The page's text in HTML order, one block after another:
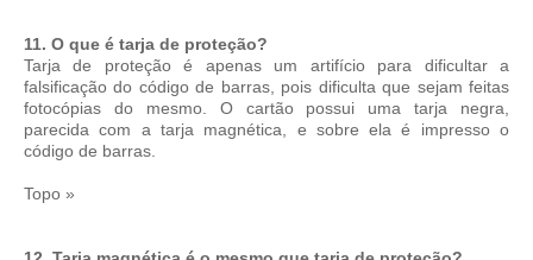
11. O que é tarja de proteção?
Tarja de proteção é apenas um artifício para dificultar a
falsificação do código de barras, pois dificulta que sejam feitas
fotocópias do mesmo. O cartão possui uma tarja negra,
parecida com a tarja magnética, e sobre ela é impresso o
código de barras.
Topo »